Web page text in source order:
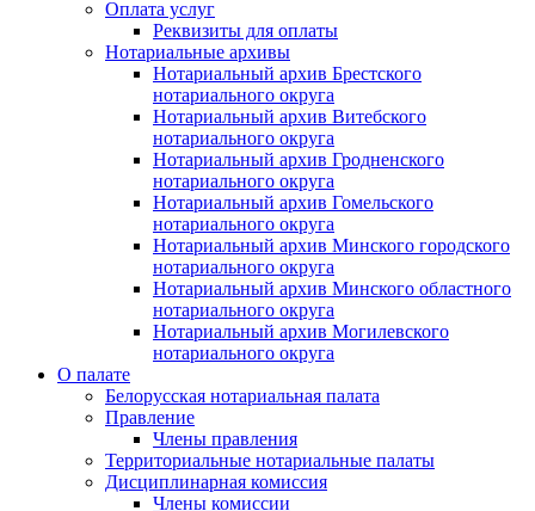
Оплата услуг
Реквизиты для оплаты
Нотариальные архивы
Нотариальный архив Брестского
нотариального округа
Нотариальный архив Витебского
нотариального округа
Нотариальный архив Гродненского
нотариального округа
Нотариальный архив Гомельского
нотариального округа
Нотариальный архив Минского городского
нотариального округа
Нотариальный архив Минского областного
нотариального округа
Нотариальный архив Могилевского
нотариального округа
О палате
Белорусская нотариальная палата
Правление
Члены правления
Территориальные нотариальные палаты
Дисциплинарная комиссия
Члены комиссии